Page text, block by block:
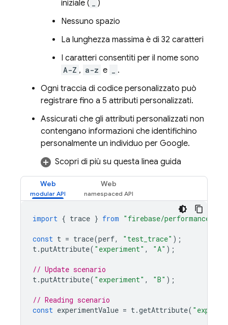
iniziale (
)
Nessuno spazio
La lunghezza massima è di 32 caratteri
I caratteri consentiti per il nome sono
A-Z , a-z e
.
Ogni traccia di codice personalizzato può
registrare fino a 5 attributi personalizzati.
Assicurati che gli attributi personalizzati non
contengano informazioni che identifichino
personalmente un individuo per Google.
Scopri di più su questa linea guida
Web Web
import { trace } from "firebase/performance"
const t = trace(perf, "test_trace" );
t.putAttribute( "experiment" , "A" );
// Update scenario
t.putAttribute( "experiment" , "B" );
// Reading scenario
const experimentValue = t.getAttribute(